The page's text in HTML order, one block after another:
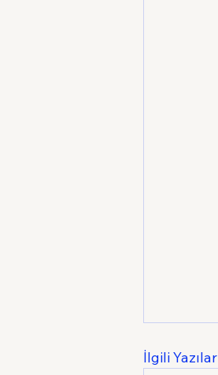
İlgili Yazılar